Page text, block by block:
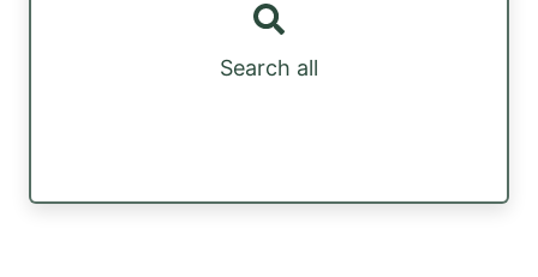
Search all